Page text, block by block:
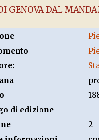
GENOVA DAL
di edizione
2